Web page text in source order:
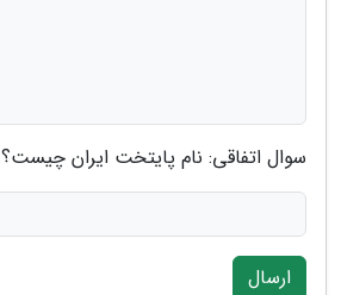
سوال اتفاقی: نام پایتخت ایران چیست؟
ارسال